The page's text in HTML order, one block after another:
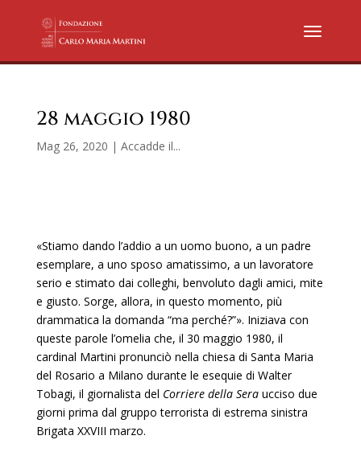
28 maggio 1980
Mag 26, 2020 | Accadde il...
«Stiamo dando l’addio a un uomo buono, a un padre
esemplare, a uno sposo amatissimo, a un lavoratore
serio e stimato dai colleghi, benvoluto dagli amici, mite
e giusto. Sorge, allora, in questo momento, più
drammatica la domanda “ma perché?”». Iniziava con
queste parole l’omelia che, il 30 maggio 1980, il
cardinal Martini pronunciò nella chiesa di Santa Maria
del Rosario a Milano durante le esequie di Walter
Tobagi, il giornalista del Corriere della Sera ucciso due
giorni prima dal gruppo terrorista di estrema sinistra
Brigata XXVIII marzo.